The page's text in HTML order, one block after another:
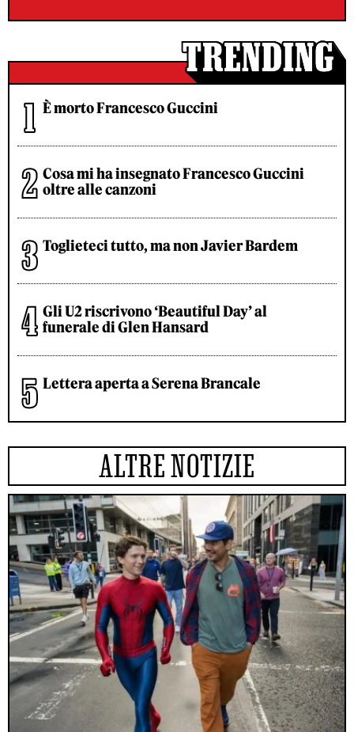
È morto Francesco Guccini
Cosa mi ha insegnato Francesco Guccini
oltre alle canzoni
Toglieteci tutto, ma non Javier Bardem
Gli U2 riscrivono ‘Beautiful Day’ al
funerale di Glen Hansard
Lettera aperta a Serena Brancale
ALTRE NOTIZIE